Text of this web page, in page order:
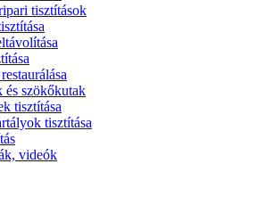
tisztítások
és szökőkutak
tisztítása
tisztítása
videók